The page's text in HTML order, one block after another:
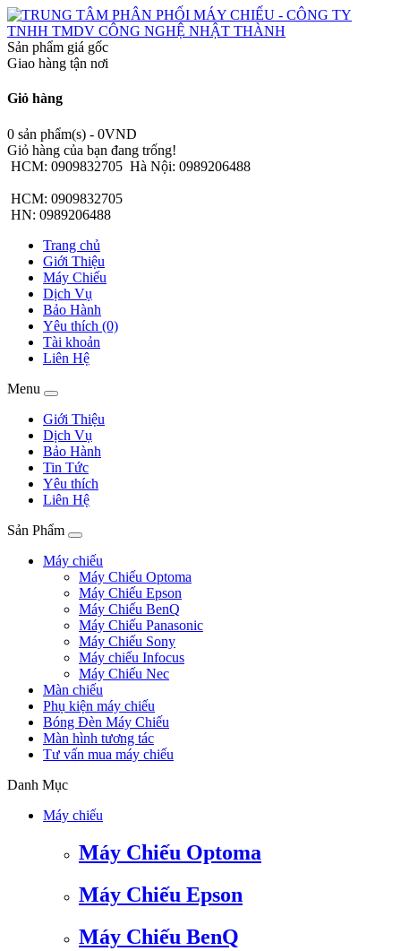
Sản phẩm giá gốc
Giao hàng tận nơi
Giỏ hàng
0 sản phẩm(s) - 0VND
Giỏ hàng của bạn đang trống!
HCM: 0909832705 Hà Nội: 0989206488
HCM: 0909832705
HN: 0989206488
Trang chủ
Giới Thiệu
Máy Chiếu
Dịch Vụ
Bảo Hành
Yêu thích (0)
Tài khoản
Liên Hệ
Menu
Giới Thiệu
Dịch Vụ
Bảo Hành
Tin Tức
Yêu thích
Liên Hệ
Sản Phẩm
Máy chiếu
Máy Chiếu Optoma
Máy Chiếu Epson
Máy Chiếu BenQ
Máy Chiếu Panasonic
Máy Chiếu Sony
Máy chiếu Infocus
Máy Chiếu Nec
Màn chiếu
Phụ kiện máy chiếu
Bóng Đèn Máy Chiếu
Màn hình tương tác
Tư vấn mua máy chiếu
Danh Mục
Máy chiếu
Máy Chiếu Optoma
Máy Chiếu Epson
Máy Chiếu BenQ